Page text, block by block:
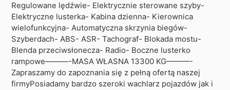
Regulowane lędźwie- Elektrycznie sterowane szyby-
Elektryczne lusterka- Kabina dzienna- Kierownica
wielofunkcyjna- Automatyczna skrzynia biegów-
Szyberdach- ABS- ASR- Tachograf- Blokada mostu-
Blenda przeciwsłonecza- Radio- Boczne lusterko
rampowe———-MASA WŁASNA 13300 KG———-
Zapraszamy do zapoznania się z pełną ofertą naszej
firmyPosiadamy bardzo szeroki wachlarz pojazdów jak i